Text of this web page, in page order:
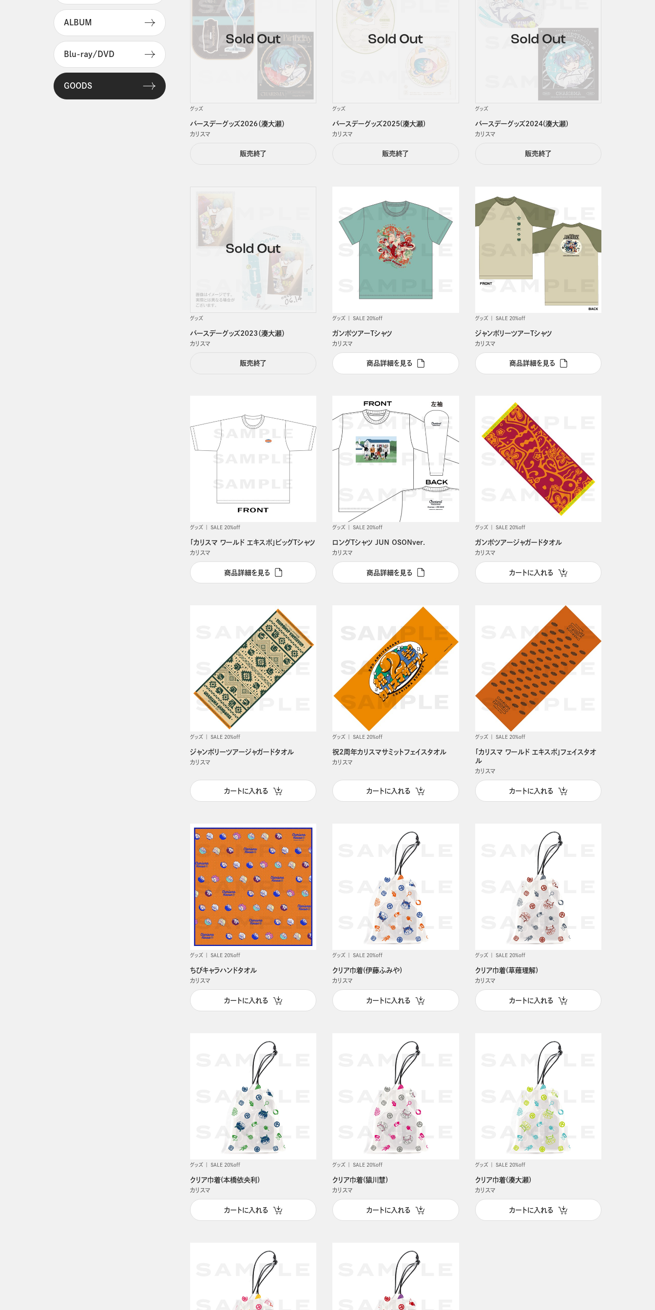
ALBUM
Blu-ray/DVD
GOODS
グッズ
バースデーグッズ2026（湊大瀬）
カリスマ
販売終了
グッズ
バースデーグッズ2025(湊大瀬)
カリスマ
販売終了
グッズ
バースデーグッズ2024(湊大瀬)
カリスマ
販売終了
グッズ
バースデーグッズ2023（湊大瀬）
カリスマ
販売終了
グッズ SALE 20%off
ガンボツアーTシャツ
カリスマ
商品詳細を見る
グッズ SALE 20%off
ジャンボリーツアーTシャツ
カリスマ
商品詳細を見る
グッズ SALE 20%off
「カリスマ ワールド エキスポ」ビッグTシャツ
カリスマ
商品詳細を見る
グッズ SALE 20%off
ロングTシャツ JUN OSONver.
カリスマ
商品詳細を見る
グッズ SALE 20%off
ガンボツアージャガードタオル
カリスマ
カートに入れる
グッズ SALE 20%off
ジャンボリーツアージャガードタオル
カリスマ
カートに入れる
グッズ SALE 20%off
祝2周年カリスマサミットフェイスタオル
カリスマ
カートに入れる
グッズ SALE 20%off
「カリスマ ワールド エキスポ」フェイスタオ
ル
カリスマ
カートに入れる
グッズ SALE 20%off
ちびキャラハンドタオル
カリスマ
カートに入れる
グッズ SALE 20%off
クリア巾着(伊藤ふみや)
カリスマ
カートに入れる
グッズ SALE 20%off
クリア巾着(草薙理解)
カリスマ
カートに入れる
グッズ SALE 20%off
クリア巾着(本橋依央利)
カリスマ
カートに入れる
グッズ SALE 20%off
クリア巾着(猿川慧)
カリスマ
カートに入れる
グッズ SALE 20%off
クリア巾着(湊大瀬)
カリスマ
カートに入れる